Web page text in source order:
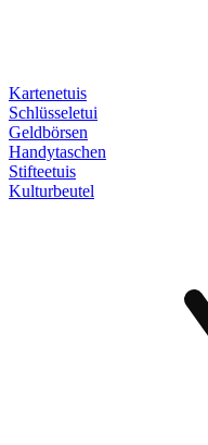
Kartenetuis
Schlüsseletui
Geldbörsen
Handytaschen
Stifteetuis
Kulturbeutel